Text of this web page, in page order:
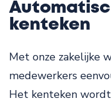
kenteken
Met onze zakelijke
medewerkers
Het kenteken